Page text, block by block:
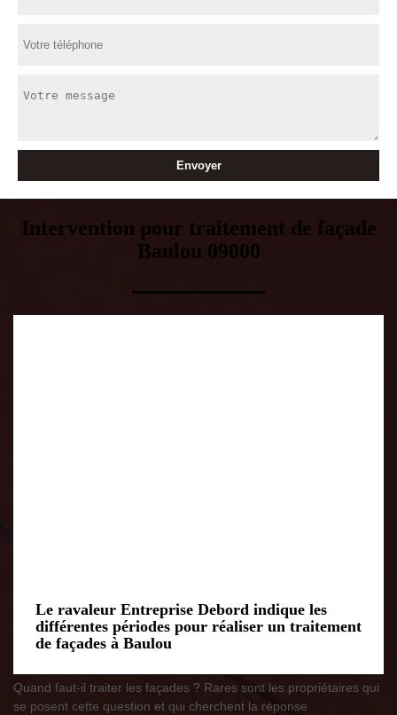
Intervention pour traitement de façade
Baulou 09000
Le ravaleur Entreprise Debord indique les
différentes périodes pour réaliser un traitement
de façades à Baulou
Quand faut-il traiter les façades ? Rares sont les propriétaires qui
se posent cette question et qui cherchent la réponse